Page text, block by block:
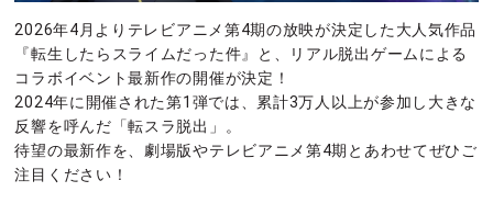
2026年4月よりテレビアニメ第4期の放映が決定した大人気作品
『転生したらスライムだった件』と、リアル脱出ゲームによる
コラボイベント最新作の開催が決定！
2024年に開催された第1弾では、累計3万人以上が参加し大きな
反響を呼んだ「転スラ脱出」。
待望の最新作を、劇場版やテレビアニメ第4期とあわせてぜひご
注目ください！